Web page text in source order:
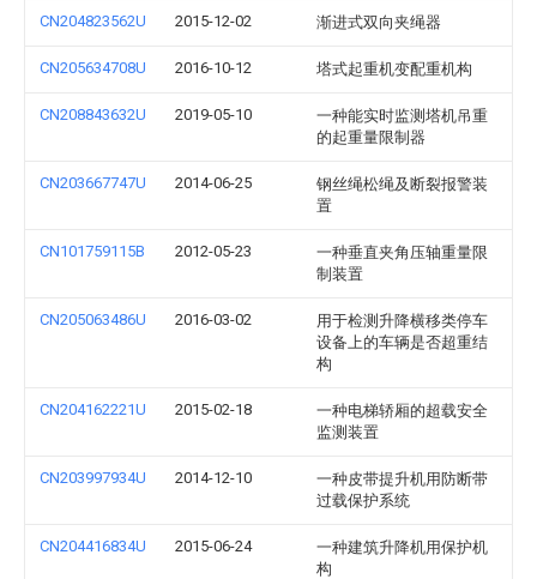
CN204823562U 2015-12-02 渐进式双向夹绳器
CN205634708U 2016-10-12 塔式起重机变配重机构
CN208843632U 2019-05-10
一种能实时监测塔机吊重
的起重量限制器
CN203667747U 2014-06-25
钢丝绳松绳及断裂报警装
置
CN101759115B 2012-05-23
一种垂直夹角压轴重量限
制装置
CN205063486U 2016-03-02
用于检测升降横移类停车
设备上的车辆是否超重结
构
CN204162221U 2015-02-18
一种电梯轿厢的超载安全
监测装置
CN203997934U 2014-12-10
一种皮带提升机用防断带
过载保护系统
CN204416834U 2015-06-24
一种建筑升降机用保护机
构